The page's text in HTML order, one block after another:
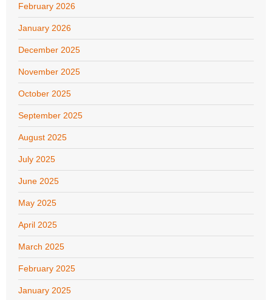
February 2026
January 2026
December 2025
November 2025
October 2025
September 2025
August 2025
July 2025
June 2025
May 2025
April 2025
March 2025
February 2025
January 2025